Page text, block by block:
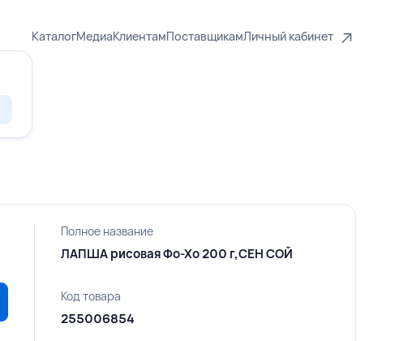
КаталогМедиаКлиентамПоставщикамЛичный кабинет
Полное название
ЛАПША рисовая Фо-Хо 200 г,СЕН СОЙ
Код товара
255006854